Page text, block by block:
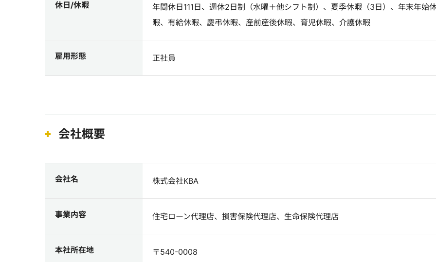
休日/休暇
年間休日111日、週休2日制（水曜＋他シフト制）、夏季休暇（3日）、年末年始
暇、有給休暇、慶弔休暇、産前産後休暇、育児休暇、介護休暇
雇用形態 正社員
会社概要
会社名 株式会社KBA
事業内容 住宅ローン代理店、損害保険代理店、生命保険代理店
本社所在地
〒540-0008